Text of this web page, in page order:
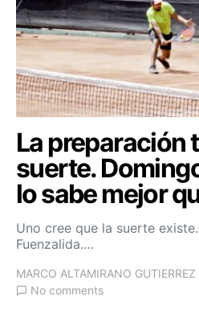
La preparación
suerte.
lo sabe mejor
Uno cree que la suerte
Fuenzalida.…
MARCO ALTAMIRANO GUTIERREZ
No comments